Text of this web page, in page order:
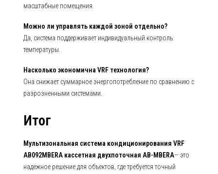
масштабные помещения.
Можно ли управлять каждой зоной отдельно?
Да, система поддерживает индивидуальный контроль
температуры.
Насколько экономична VRF технология?
Она снижает суммарное энергопотребление по сравнению с
разрозненными системами.
Итог
Мультизональная система кондиционирования VRF
AB092MBERA кассетная двухпоточная AB-MBERA— это
надёжное решение для объектов, где требуется точный